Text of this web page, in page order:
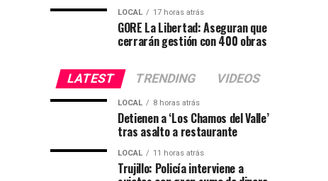
LOCAL 17 horas atrás
GORE La Libertad: Aseguran que
cerrarán gestión con 400 obras
LATEST TRENDING VIDEOS
LOCAL 8 horas atrás
Detienen a ‘Los Chamos del Valle’
tras asalto a restaurante
LOCAL 11 horas atrás
Trujillo: Policía interviene a